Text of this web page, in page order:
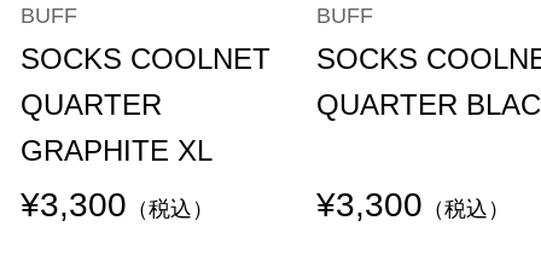
BUFF
SOCKS COOLNET
QUARTER
GRAPHITE XL
¥3,300 （税込）
BUFF
SOCKS
QUARTER
¥3,300 （税込）